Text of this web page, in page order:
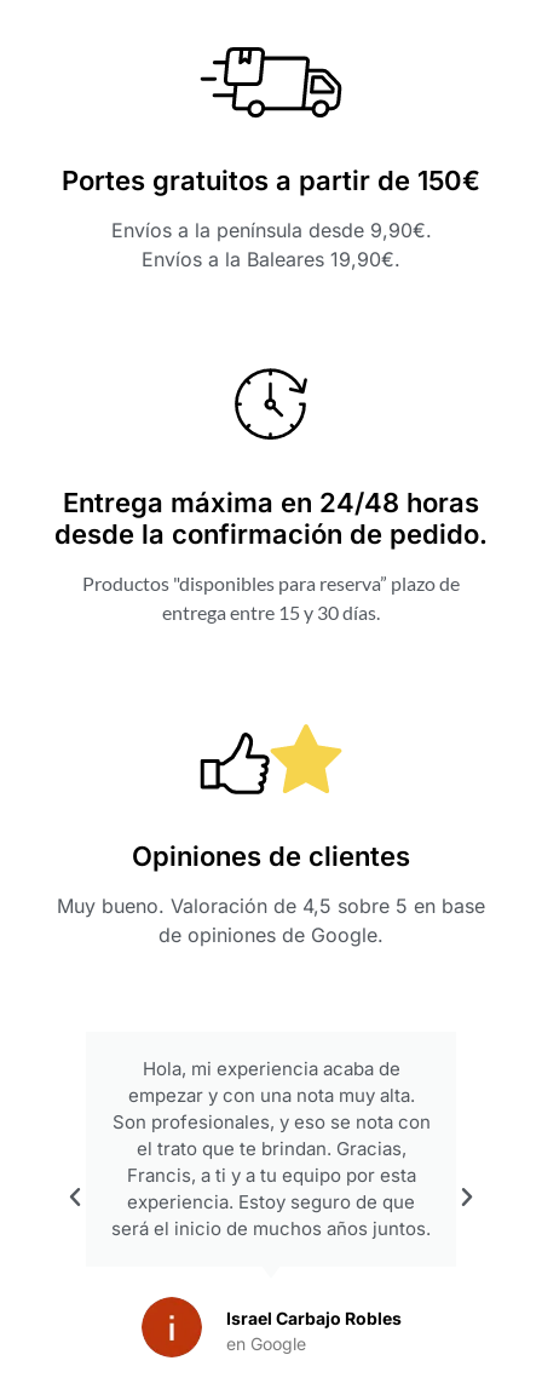
Portes gratuitos a partir de 150€
Envíos a la península desde 9,90€.
Envíos a la Baleares 19,90€.
Entrega máxima en 24/48 horas
desde la confirmación de pedido.
Productos "disponibles para reserva” plazo de
entrega entre 15 y 30 días.
Opiniones de clientes
Muy bueno. Valoración de 4,5 sobre 5 en base
de opiniones de Google.
Hola, mi experiencia acaba de
empezar y con una nota muy alta.
Son profesionales, y eso se nota con
el trato que te brindan. Gracias,
Francis, a ti y a tu equipo por esta
experiencia. Estoy seguro de que
será el inicio de muchos años juntos.
Israel Carbajo Robles
en Google